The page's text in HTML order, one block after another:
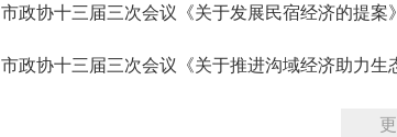
市政协十三届三次会议《关于发展民宿经济的提案
市政协十三届三次会议《关于推进沟域经济助力